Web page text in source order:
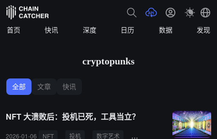
首页 快讯 深度 日历 数据 发现
cryptopunks
全部 文章 快讯
NFT 大溃败后：投机已死，工具当立？
2026-01-06 NFT 投机 数字艺术 Beeple CryptoPunks